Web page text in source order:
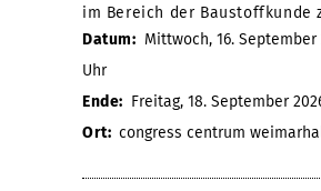
im Bereich der Baustoffkunde
Datum: Mittwoch, 16. September
Uhr
Ende: Freitag, 18. September
Ort: congress centrum